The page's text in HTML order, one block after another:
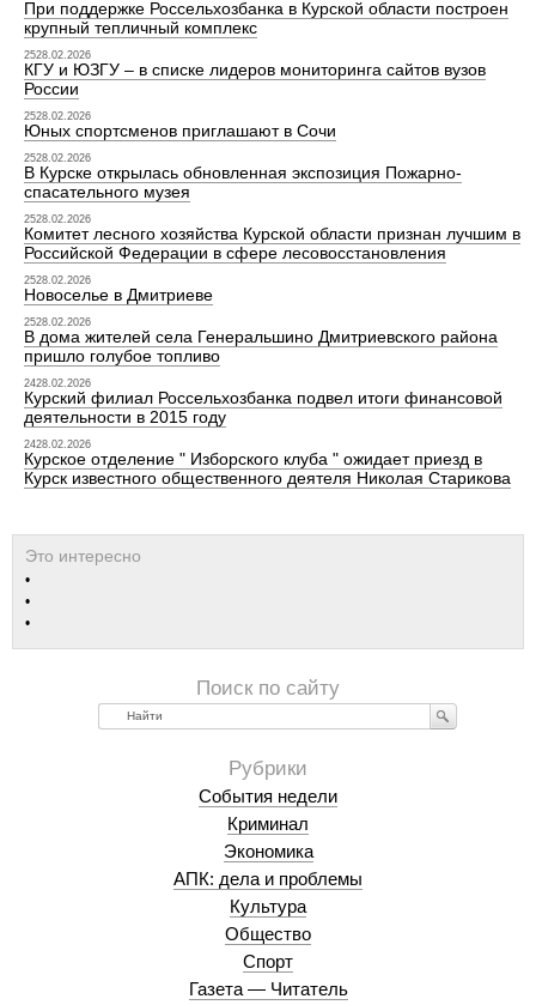
При поддержке Россельхозбанка в Курской области построен
крупный тепличный комплекс
2528.02.2026
КГУ и ЮЗГУ – в списке лидеров мониторинга сайтов вузов
России
2528.02.2026
Юных спортсменов приглашают в Сочи
2528.02.2026
В Курске открылась обновленная экспозиция Пожарно-
спасательного музея
2528.02.2026
Комитет лесного хозяйства Курской области признан лучшим в
Российской Федерации в сфере лесовосстановления
2528.02.2026
Новоселье в Дмитриеве
2528.02.2026
В дома жителей села Генеральшино Дмитриевского района
пришло голубое топливо
2428.02.2026
Курский филиал Россельхозбанка подвел итоги финансовой
деятельности в 2015 году
2428.02.2026
Курское отделение " Изборского клуба " ожидает приезд в
Курск известного общественного деятеля Николая Старикова
Найти
События недели
Криминал
Экономика
АПК: дела и проблемы
Культура
Общество
Спорт
Газета — Читатель